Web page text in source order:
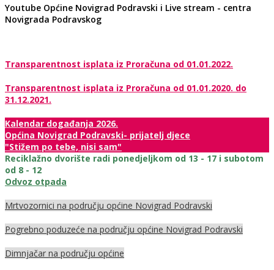
Youtube Općine Novigrad Podravski i Live stream - centra
Novigrada Podravskog
Transparentnost isplata iz Proračuna od 01.01.2022.
Transparentnost isplata iz Proračuna od 01.01.2020. do
31.12.2021.
Kalendar događanja 2026.
Općina Novigrad Podravski- prijatelj djece
"Stižem po tebe, nisi sam"
Reciklažno dvorište radi ponedjeljkom od 13 - 17 i subotom
od 8 - 12
Odvoz otpada
Mrtvozornici na području općine Novigrad Podravski
Pogrebno poduzeće na području općine Novigrad Podravski
Dimnjačar na području općine